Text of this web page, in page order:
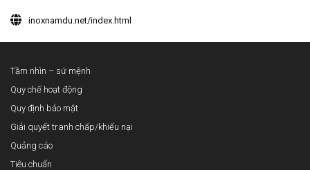
inoxnamdu.net/index.html
Tầm nhìn – sứ mệnh
Quy chế hoạt động
Quy định bảo mật
Giải quyết tranh chấp/khiếu nại
Quảng cáo
Tiêu chuẩn